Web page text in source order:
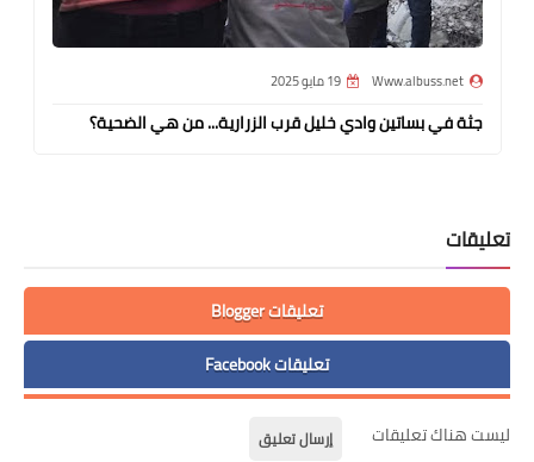
Www.albuss.net 19 مايو 2025
جثة في بساتين وادي خليل قرب الزرارية... من هي الضحية؟
تعليقات
تعليقات Blogger
تعليقات Facebook
ليست هناك تعليقات إرسال تعليق